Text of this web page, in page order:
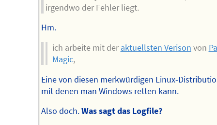
irgendwo der Fehler liegt.
Hm.
ich arbeite mit der aktuellsten Verison von
Magic,
Eine von diesen merkwürdigen Linux-
mit denen man Windows retten kann.
Also doch.Was sagt das Logfile?